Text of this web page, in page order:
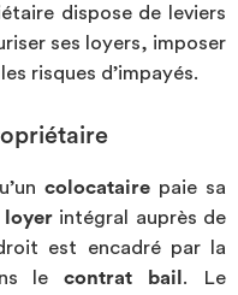
dispose de leviers
ses loyers, imposer
risques d’impayés.
colocataire paie sa
loyer intégral auprès de
est encadré par la
lecontrat bail . Le